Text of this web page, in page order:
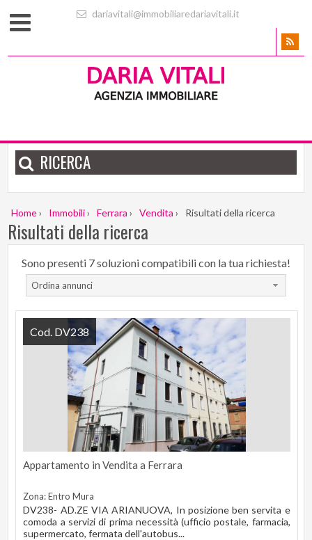
dariavitali@immobiliaredariavitali.it
RICERCA
Home› Immobili› Ferrara › Vendita › Risultati della ricerca
Risultati della ricerca
Sono presenti 7 soluzioni compatibili con la tua richiesta!
Ordina annunci
Appartamento in Vendita a Ferrara
Zona: Entro Mura
DV238- AD.ZE VIA ARIANUOVA, In posizione ben servita e
comoda a servizi di prima necessità (ufficio postale, farmacia,
supermercato, fermata dell'autobus...
Cod. DV238